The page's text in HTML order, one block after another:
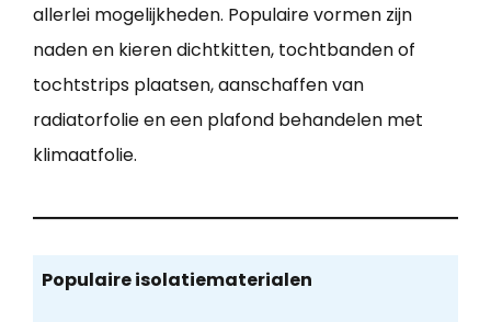
allerlei mogelijkheden. Populaire vormen zijn
naden en kieren dichtkitten, tochtbanden of
tochtstrips plaatsen, aanschaffen van
radiatorfolie en een plafond behandelen met
klimaatfolie.
Populaire isolatiematerialen